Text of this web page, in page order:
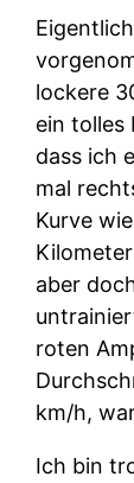
lockere
ein tolles
dass ich
mal
Kurve
aber
roten
km/h,
Ich bin